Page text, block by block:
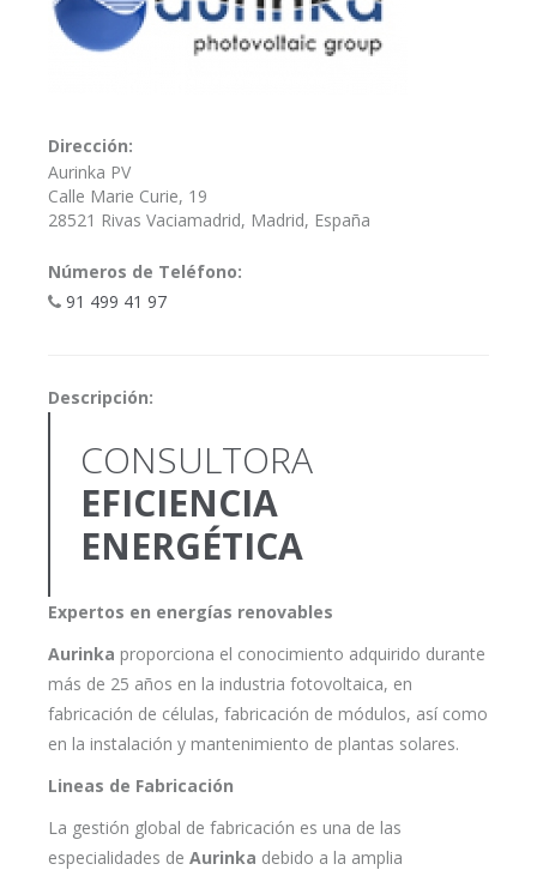
Dirección:
Aurinka PV
Calle Marie Curie, 19
28521 Rivas Vaciamadrid, Madrid, España
Números de Teléfono:
91 499 41 97
Descripción:
CONSULTORA
EFICIENCIA
ENERGÉTICA
Expertos en energías renovables
Aurinka proporciona el conocimiento adquirido durante
más de 25 años en la industria fotovoltaica, en
fabricación de células, fabricación de módulos, así como
en la instalación y mantenimiento de plantas solares.
Lineas de Fabricación
La gestión global de fabricación es una de las
especialidades de Aurinka debido a la amplia